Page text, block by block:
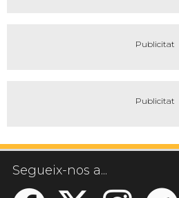
Segueix-nos a...